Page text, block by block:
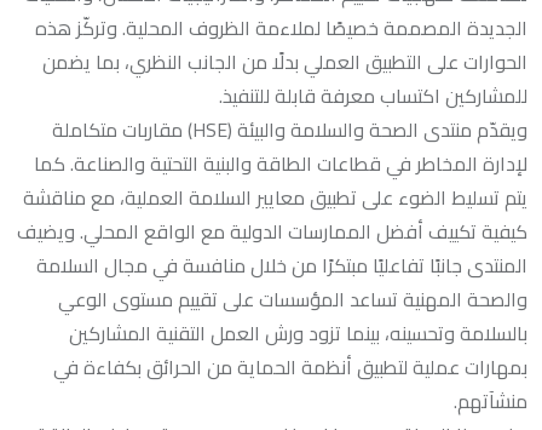
الجديدة المصممة خصيصًا لملاءمة الظروف المحلية. وتركّز هذه
الحوارات على التطبيق العملي بدلًا من الجانب النظري، بما يضمن
للمشاركين اكتساب معرفة قابلة للتنفيذ.
ويقدّم منتدى الصحة والسلامة والبيئة (HSE) مقاربات متكاملة
لإدارة المخاطر في قطاعات الطاقة والبنية التحتية والصناعة. كما
يتم تسليط الضوء على تطبيق معايير السلامة العملية، مع مناقشة
كيفية تكييف أفضل الممارسات الدولية مع الواقع المحلي. ويضيف
المنتدى جانبًا تفاعليًا مبتكرًا من خلال منافسة في مجال السلامة
والصحة المهنية تساعد المؤسسات على تقييم مستوى الوعي
بالسلامة وتحسينه، بينما تزود ورش العمل التقنية المشاركين
بمهارات عملية لتطبيق أنظمة الحماية من الحرائق بكفاءة في
منشآتهم.